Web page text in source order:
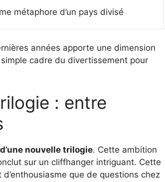
métaphore d’un pays divisé
années apporte une dimension
cadre du divertissement pour
: entre
nouvelle trilogie. Cette ambition
sur un cliffhanger intriguant. Cette
que de questions chez